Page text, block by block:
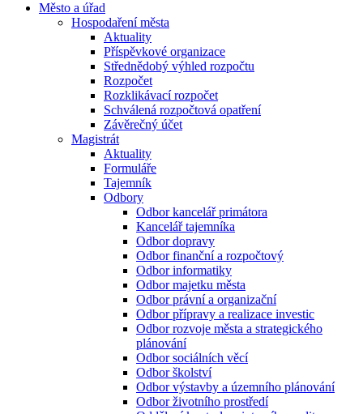
Město a úřad
Hospodaření města
Aktuality
Příspěvkové organizace
Střednědobý výhled rozpočtu
Rozpočet
Rozklikávací rozpočet
Schválená rozpočtová opatření
Závěrečný účet
Magistrát
Aktuality
Formuláře
Tajemník
Odbory
Odbor kancelář primátora
Kancelář tajemníka
Odbor dopravy
Odbor finanční a rozpočtový
Odbor informatiky
Odbor majetku města
Odbor právní a organizační
Odbor přípravy a realizace investic
Odbor rozvoje města a strategického
plánování
Odbor sociálních věcí
Odbor školství
Odbor výstavby a územního plánování
Odbor životního prostředí